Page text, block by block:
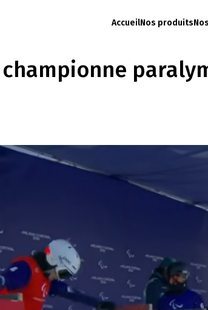
AccueilNos produits